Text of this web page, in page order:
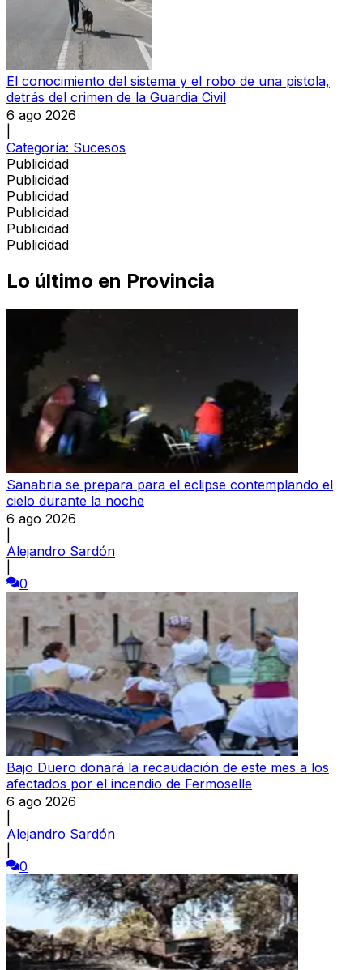
El conocimiento del sistema y el robo de una pistola,
detrás del crimen de la Guardia Civil
6 ago 2026
Categoría: Sucesos
Publicidad
Publicidad
Publicidad
Publicidad
Publicidad
Publicidad
Lo último en Provincia
Sanabria se prepara para el eclipse contemplando el
cielo durante la noche
6 ago 2026
Alejandro Sardón
0
Bajo Duero donará la recaudación de este mes a los
afectados por el incendio de Fermoselle
6 ago 2026
Alejandro Sardón
0